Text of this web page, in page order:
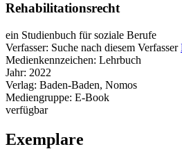
Rehabilitationsrecht
ein Studienbuch für soziale Berufe
Verfasser: Suche nach diesem Verfasser
Medienkennzeichen: Lehrbuch
Jahr: 2022
Verlag: Baden-Baden, Nomos
Mediengruppe: E-Book
verfügbar
Exemplare